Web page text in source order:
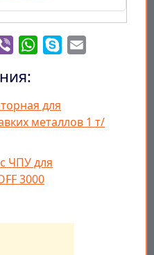
Viber WhatsApp
Skype
для
металлов 1 т/
ЧПУ для
3000